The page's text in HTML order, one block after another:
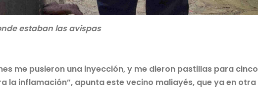
estaban las avispas
me pusieron una inyección, y me dieron pastillas para cinco
la inflamación”, apunta este vecino maliayés, que ya en otra